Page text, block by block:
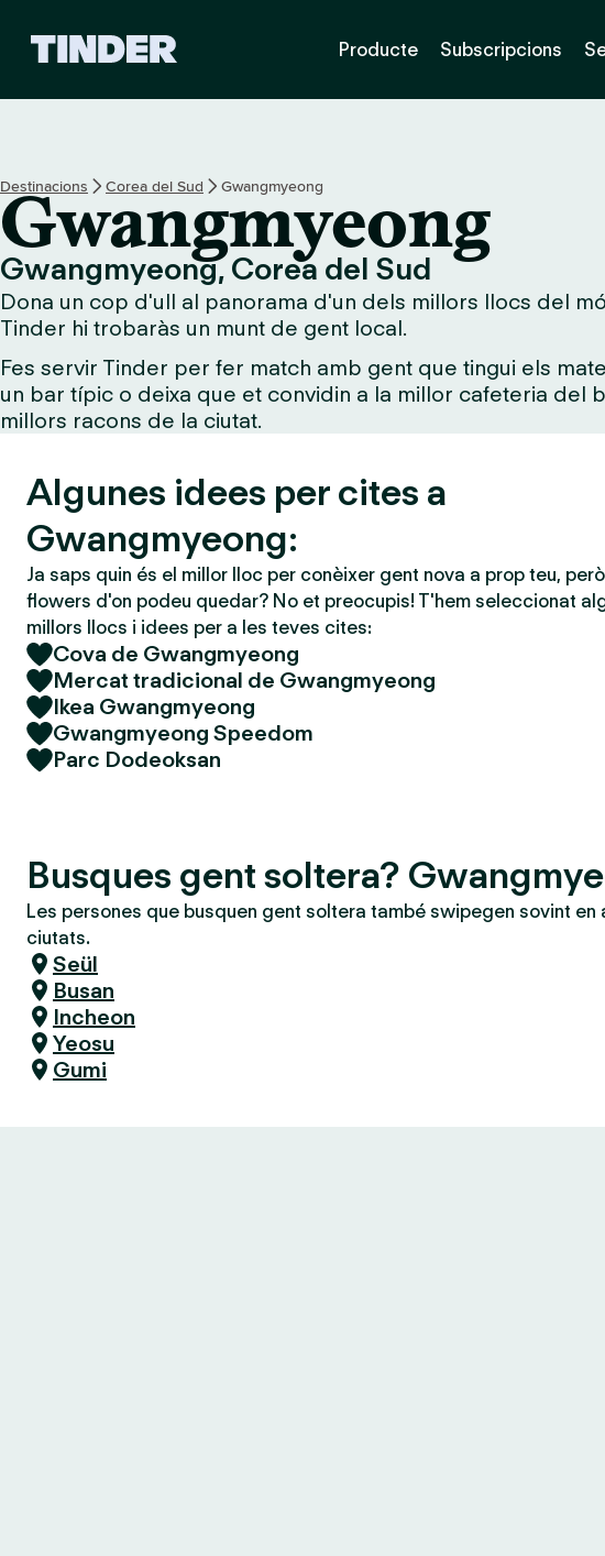
I
n
i
Producte Subscripcions
Destinacions Corea del Sud Gwangmyeong
Gwangmyeong
Gwangmyeong, Corea del Sud
Dona un cop d'ull al panorama d'un dels millors llocs del
Tinder hi trobaràs un munt de gent local.
Fes servir Tinder per fer match amb gent que tingui els
un bar típic o deixa que et convidin a la millor cafeteria
millors racons de la ciutat.
Algunes idees per cites a
Gwangmyeong:
Ja saps quin és el millor lloc per conèixer gent nova a prop teu,
flowers d'on podeu quedar? No et preocupis! T'hem seleccionat
millors llocs i idees per a les teves cites:
Cova de Gwangmyeong
Mercat tradicional de Gwangmyeong
Ikea Gwangmyeong
Gwangmyeong Speedom
Parc Dodeoksan
Busques gent soltera?
Les persones que busquen gent soltera també swipegen sovint en
ciutats.
Seül
Busan
Incheon
Yeosu
Gumi